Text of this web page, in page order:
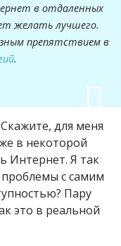
в отдаленных
желать лучшего.
препятствием в
.
Скажите, для меня
в некоторой
Интернет. Я так
с самим
Пару
это в реальной